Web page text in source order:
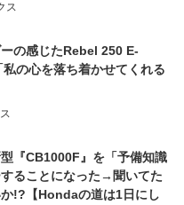
ス
の感じたRebel 250 E-
の心を落ち着かせてくれる
型『CB1000F』を「予備知識
ることになった→聞いてた
!?【Hondaの道は1日にし